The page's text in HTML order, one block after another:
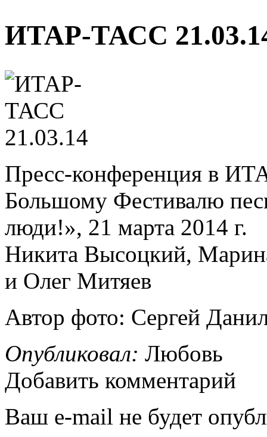
ИТАР-ТАСС
Пресс-конференция в
Большому Фестивалю
люди!», 21 марта 2014 г.
Никита Высоцкий,
и Олег Митяев
Автор фото: Сергей
Опубликовал: Любовь
Добавить комментарий
Ваш e-mail не будет